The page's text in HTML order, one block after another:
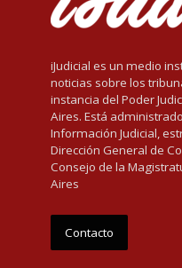
iJudicial es un medio
noticias sobre los
instancia del Poder
Aires. Está
Información Judicial,
Dirección General de
Consejo de la
Aires
Contacto